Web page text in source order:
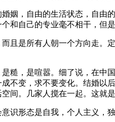
姻，自由的生活状态，自
和自己的专业毫不相干，但
且是所有人朝一个方向走
糙，是喧嚣。细了说，在中
不变，求不要变化。结婚
间。几家人搅在一起。这就是
识形态是自我，个人主义